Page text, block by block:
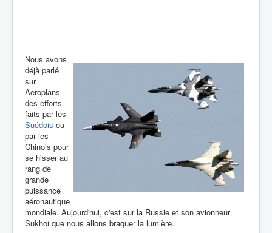
Nous avons
déjà parlé
sur
Aeroplans
des efforts
faits par les
Suédois ou
par les
Chinois pour
se hisser au
rang de
grande
puissance
aéronautique
mondiale. Aujourd'hui, c'est sur la Russie et son avionneur
Sukhoi que nous allons braquer la lumière.